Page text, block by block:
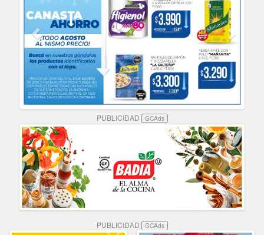
PUBLICIDAD GCAds
PUBLICIDAD GCAds